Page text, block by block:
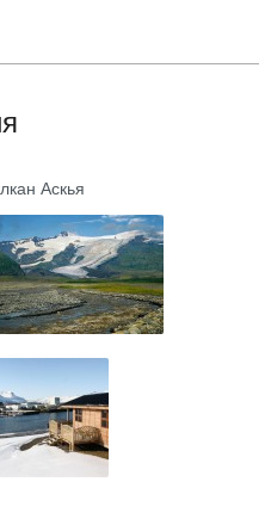
Аскья